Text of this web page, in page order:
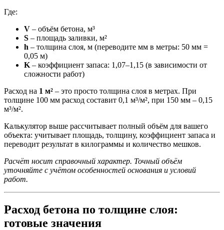
Где:
V – объём бетона, м³
S – площадь заливки, м²
h – толщина слоя, м (переводите мм в метры: 50 мм =
0,05 м)
K – коэффициент запаса: 1,07–1,15 (в зависимости от
сложности работ)
Расход на 1 м² – это просто толщина слоя в метрах. При
толщине 100 мм расход составит 0,1 м³/м², при 150 мм – 0,15
м³/м².
Калькулятор выше рассчитывает полный объём для вашего
объекта: учитывает площадь, толщину, коэффициент запаса и
переводит результат в килограммы и количество мешков.
Расчёт носит справочный характер. Точный объём
уточняйте с учётом особенностей основания и условий
работ.
Расход бетона по толщине слоя:
готовые значения